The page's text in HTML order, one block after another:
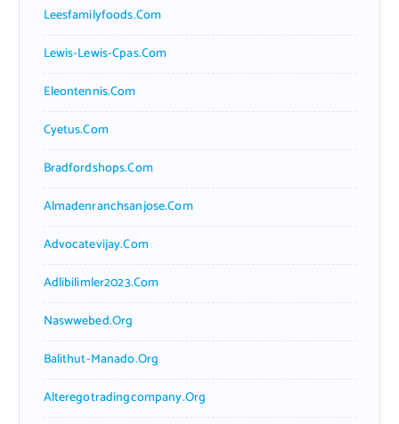
Leesfamilyfoods.com
Lewis-Lewis-Cpas.com
Eleontennis.com
Cyetus.com
Bradfordshops.com
Almadenranchsanjose.com
Advocatevijay.com
Adlibilimler2023.com
Naswwebed.org
Balithut-Manado.org
Alteregotradingcompany.org